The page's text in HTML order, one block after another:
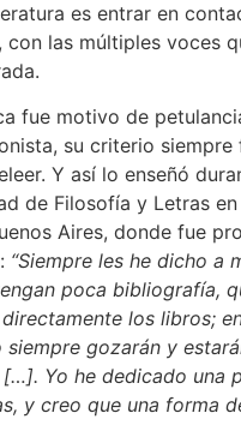
es entrar en
las múltiples voces
fue motivo de
su criterio siempre
Y así lo enseñó
de Filosofía y Letras en
Aires, donde fue
“Siempre les he dicho a
poca bibliografía,
los libros;
gozarán y
Yo he dedicado una
y creo que una forma